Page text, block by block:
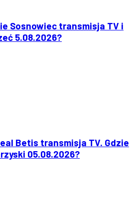
Sosnowiec transmisja TV i
5.08.2026?
Betis transmisja TV. Gdzie
05.08.2026?